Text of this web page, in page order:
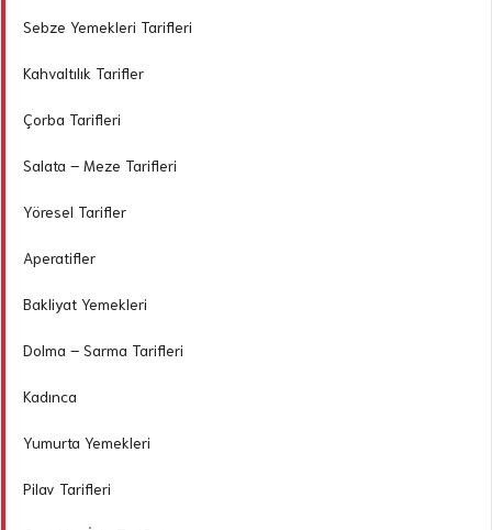
Sebze Yemekleri Tarifleri
Kahvaltılık Tarifler
Çorba Tarifleri
Salata – Meze Tarifleri
Yöresel Tarifler
Aperatifler
Bakliyat Yemekleri
Dolma – Sarma Tarifleri
Kadınca
Yumurta Yemekleri
Pilav Tarifleri